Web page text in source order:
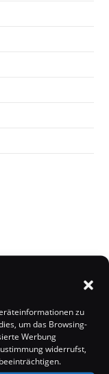
zu
um das Browsing-
Werbung
widerrufst,